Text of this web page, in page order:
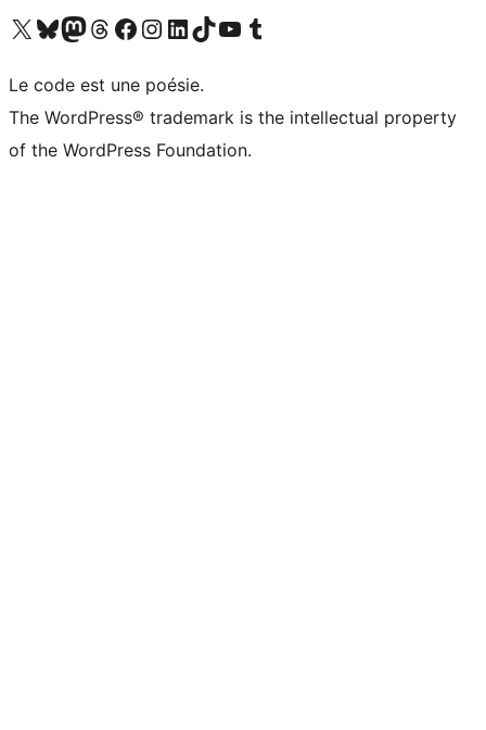
Visitez notre compte X (précédemment Twitter)
Visiter notre compte Bluesky
Visiter notre compte Mastodon
Visiter notre compte Threads
Consulter notre compte Facebook
Consulter notre compte Instagram
Consulter notre compte LinkedIn
Visiter notre compte TokTok
Visiter notre chaîne YouTube
Visiter notre compte Tumblr
Le code est une poésie.
The WordPress® trademark is the intellectual property
of the WordPress Foundation.